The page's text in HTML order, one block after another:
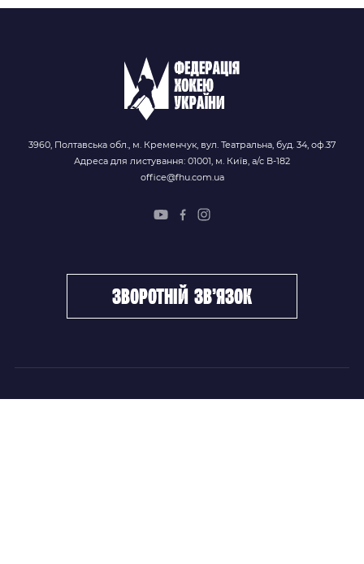
3960, Полтавська обл., м. Кременчук, вул. Театральна, буд. 34, оф.37
Адреса для листування: 01001, м. Київ, а/с В-182
office@fhu.com.ua
зворотній зв’язок